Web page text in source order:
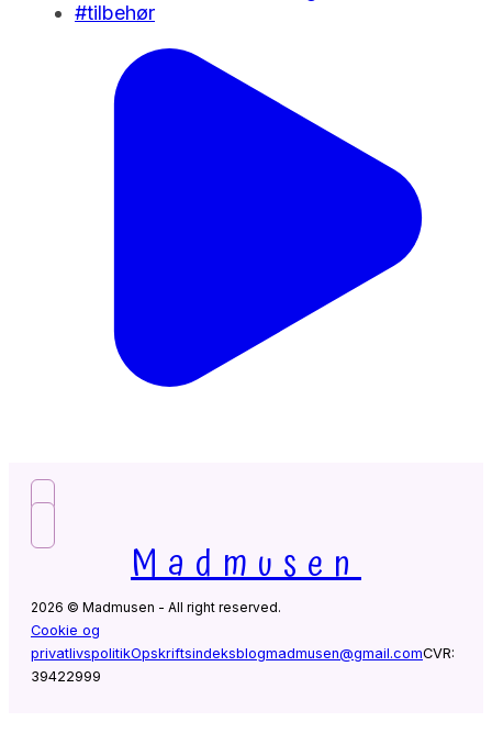
Madmusen
2026 © Madmusen - All right reserved.
Cookie og
privatlivspolitikOpskriftsindeksblogmadmusen@gmail.comCVR:
39422999